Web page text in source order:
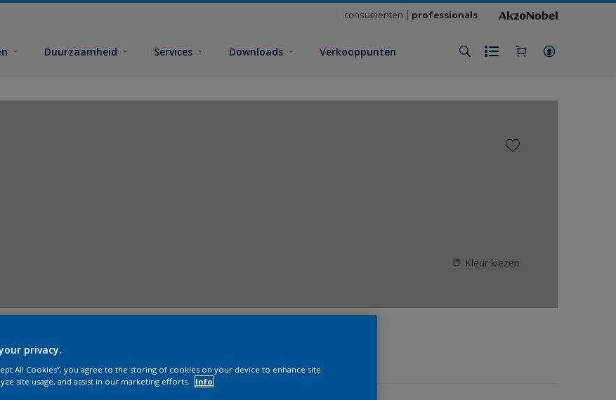
consumenten professionals
Duurzaamheid Services Downloads Verkooppunten
Kleur kiezen
voor jou
privacy.
All Cookies”, you agree to the storing of cookies on your device to enhance site
site usage, and assist in our marketing efforts.
Info